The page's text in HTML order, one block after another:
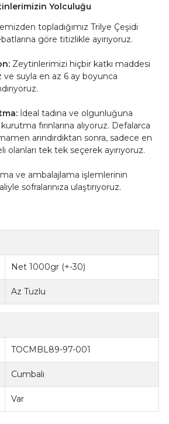
Yolculuğu
topladığımız Trilye Çeşidi
göre titizlikle ayırıyoruz.
Zeytinlerimizi hiçbir katkı maddesi
suyla en az 6 ay boyunca
İdeal tadına ve olgunluğuna
fırınlarına alıyoruz. Defalarca
arındırdıktan sonra, sadece en
olanları tek tek seçerek ayırıyoruz.
ve ambalajlama işlemlerinin
sofralarınıza ulaştırıyoruz.
Net 1000gr (+-30)
Az Tuzlu
TOCMBL89-97-001
Cumbalı
Var